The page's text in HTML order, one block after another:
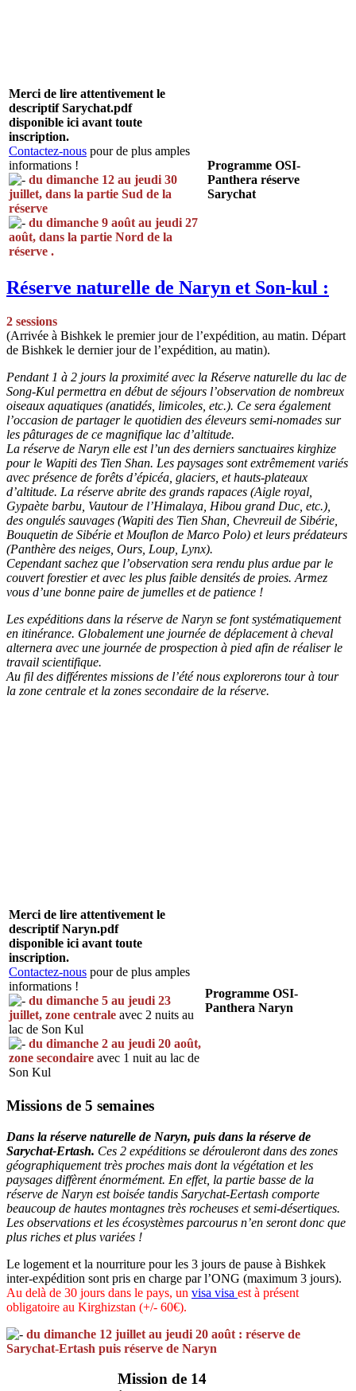
Merci de lire attentivement le
descriptif Sarychat.pdf
disponible ici avant toute
inscription.
Contactez-nous pour de plus amples
informations !
du dimanche 12 au jeudi 30
juillet, dans la partie Sud de la
réserve
du dimanche 9 août au jeudi 27
août, dans la partie Nord de la
réserve .
Programme OSI-
Panthera réserve
Sarychat
Réserve naturelle de Naryn et Son-kul :
2 sessions
(Arrivée à Bishkek le premier jour de l’expédition, au matin. Départ
de Bishkek le dernier jour de l’expédition, au matin).
Pendant 1 à 2 jours la proximité avec la Réserve naturelle du lac de
Song-Kul permettra en début de séjours l’observation de nombreux
oiseaux aquatiques (anatidés, limicoles, etc.). Ce sera également
l’occasion de partager le quotidien des éleveurs semi-nomades sur
les pâturages de ce magnifique lac d’altitude.
La réserve de Naryn elle est l’un des derniers sanctuaires kirghize
pour le Wapiti des Tien Shan. Les paysages sont extrêmement variés
avec présence de forêts d’épicéa, glaciers, et hauts-plateaux
d’altitude. La réserve abrite des grands rapaces (Aigle royal,
Gypaète barbu, Vautour de l’Himalaya, Hibou grand Duc, etc.),
des ongulés sauvages (Wapiti des Tien Shan, Chevreuil de Sibérie,
Bouquetin de Sibérie et Mouflon de Marco Polo) et leurs prédateurs
(Panthère des neiges, Ours, Loup, Lynx).
Cependant sachez que l’observation sera rendu plus ardue par le
couvert forestier et avec les plus faible densités de proies. Armez
vous d’une bonne paire de jumelles et de patience !
Les expéditions dans la réserve de Naryn se font systématiquement
en itinérance. Globalement une journée de déplacement à cheval
alternera avec une journée de prospection à pied afin de réaliser le
travail scientifique.
Au fil des différentes missions de l’été nous explorerons tour à tour
la zone centrale et la zones secondaire de la réserve.
Merci de lire attentivement le
descriptif Naryn.pdf
disponible ici avant toute
inscription.
Contactez-nous pour de plus amples
informations !
du dimanche 5 au jeudi 23
juillet, zone centrale avec 2 nuits au
lac de Son Kul
du dimanche 2 au jeudi 20 août,
zone secondaire avec 1 nuit au lac de
Son Kul
Programme OSI-
Panthera Naryn
Missions de 5 semaines
Dans la réserve naturelle de Naryn, puis dans la réserve de
Sarychat-Ertash. Ces 2 expéditions se dérouleront dans des zones
géographiquement très proches mais dont la végétation et les
paysages diffèrent énormément. En effet, la partie basse de la
réserve de Naryn est boisée tandis Sarychat-Eertash comporte
beaucoup de hautes montagnes très rocheuses et semi-désertiques.
Les observations et les écosystèmes parcourus n’en seront donc que
plus riches et plus variées !
Le logement et la nourriture pour les 3 jours de pause à Bishkek
inter-expédition sont pris en charge par l’ONG (maximum 3 jours).
Au delà de 30 jours dans le pays, un visa visa est à présent
obligatoire au Kirghizstan (+/- 60€).
du dimanche 12 juillet au jeudi 20 août : réserve de
Sarychat-Ertash puis réserve de Naryn
Mission de 14